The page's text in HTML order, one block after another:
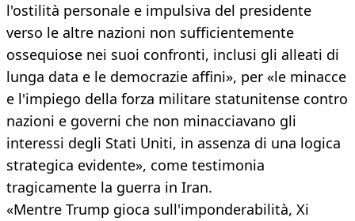
l'ostilità personale e impulsiva del presidente
verso le altre nazioni non sufficientemente
ossequiose nei suoi confronti, inclusi gli alleati di
lunga data e le democrazie affini», per «le minacce
e l'impiego della forza militare statunitense contro
nazioni e governi che non minacciavano gli
interessi degli Stati Uniti, in assenza di una logica
strategica evidente», come testimonia
tragicamente la guerra in Iran.
«Mentre Trump gioca sull'imponderabilità, Xi